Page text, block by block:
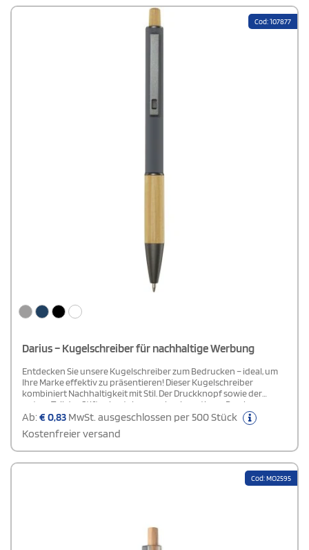
Cod: 107877
Darius – Kugelschreiber für nachhaltige Werbung
Entdecken Sie unsere Kugelschreiber zum Bedrucken – ideal, um
Ihre Marke effektiv zu präsentieren! Dieser Kugelschreiber
kombiniert Nachhaltigkeit mit Stil. Der Druckknopf sowie der
untere Teil des Stiftes bestehen aus hochwertigem Bambus, was
dem Kugelschreiber eine besondere, umweltbewusste Note
verleiht. Mit schwarzer Tinte, einer Schreiblänge von 800 Metern
und einer Spitzenbreite von 1,00 mm ist dieser Stift nicht nur
funktional, sondern auch ein elegantes Werbemittel für Ihr
Unternehmen. Perfekt für nachhaltige Werbung!
Ab:€0,83 MwSt. ausgeschlossen per 500 Stück
Kostenfreier versand
Cod: MO2595